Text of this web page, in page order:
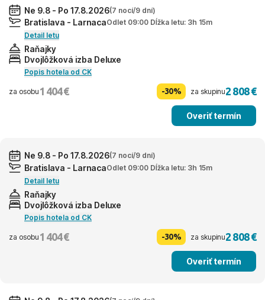
Ne 9.8 - Po 17.8.2026(7 nocí/9 dní)
Bratislava - LarnacaOdlet 09:00 Dĺžka letu: 3h 15m
Detail letu
Raňajky
Dvojlôžková izba Deluxe
Popis hotela od CK
za osobu 1 404 € -30% za skupinu2 808 €
Overiť termín
Ne 9.8 - Po 17.8.2026(7 nocí/9 dní)
Bratislava - LarnacaOdlet 09:00 Dĺžka letu: 3h 15m
Detail letu
Raňajky
Dvojlôžková izba Deluxe
Popis hotela od CK
za osobu 1 404 € -30% za skupinu2 808 €
Overiť termín